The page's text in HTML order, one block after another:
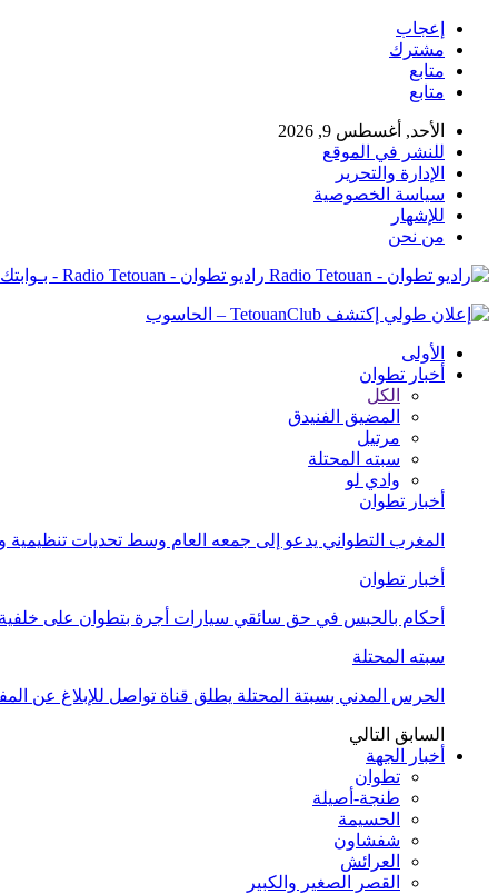
إعجاب
مشترك
متابع
متابع
الأحد, أغسطس 9, 2026
للنشر في الموقع
الإدارة والتحرير
سياسة الخصوصية
للإشهار
من نحن
راديو تطوان - Radio Tetouan - بـوابتك نـحو الخبر
الأولى
أخبار تطوان
الكل
المضيق الفنيدق
مرتيل
سبته المحتلة
وادي لو
أخبار تطوان
المغرب التطواني يدعو إلى جمعه العام وسط تحديات
أخبار تطوان
أحكام بالحبس في حق سائقي سيارات أجرة بتطوان على خلفية
سبته المحتلة
الحرس المدني بسبتة المحتلة يطلق قناة تواصل للإبلاغ عن
السابق التالي
أخبار الجهة
تطوان
طنجة-أصيلة
الحسيمة
شفشاون
العرائش
القصر الصغير والكبير